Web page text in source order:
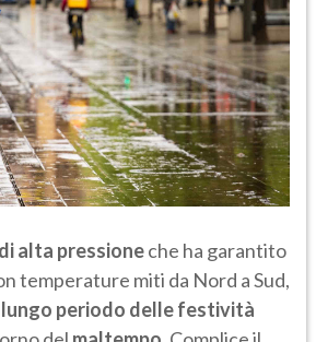
alta pressioneche ha garantito
temperature miti da Nord a Sud,
lungo periodo delle festività